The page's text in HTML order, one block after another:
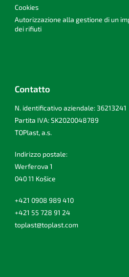
Cookies
Autorizzazione alla gestione di un
dei rifiuti
Contatto
N. identificativo aziendale: 36213241
Partita IVA: SK2020048789
TOPlast, a.s.
Indirizzo postale:
Werferova 1
040 11 Košice
+421 0908 989 410
+421 55 728 91 24
toplast@toplast.com